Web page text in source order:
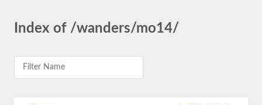
Index of /wanders/mo14/